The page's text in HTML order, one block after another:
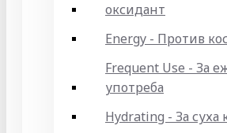
оксидант
Energy - Против
Frequent Use - За
употреба
Hydrating - За суха